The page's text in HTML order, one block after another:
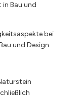
Bau und
bei
und Design.